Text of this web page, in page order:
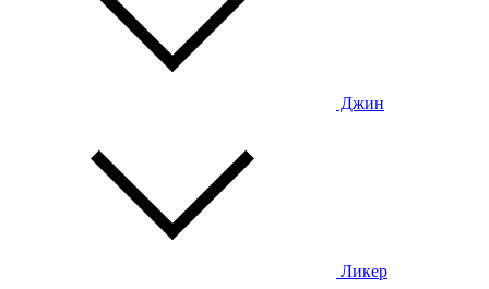
Джин
Ликер